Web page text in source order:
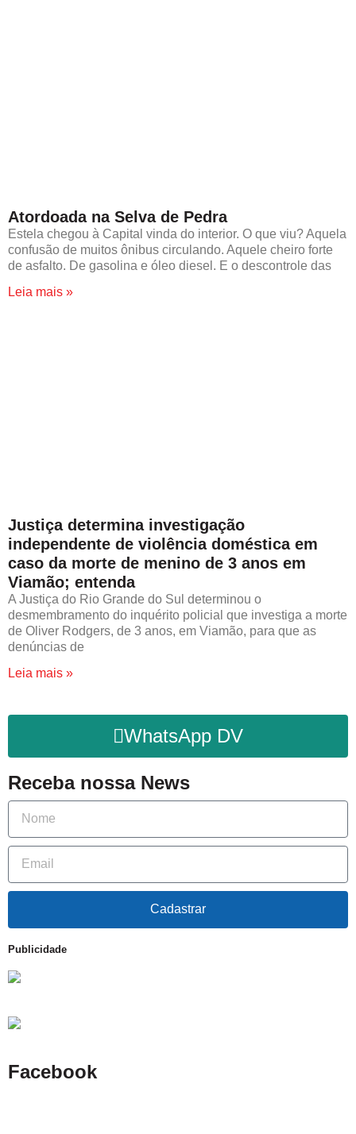
Atordoada na Selva de Pedra
Estela chegou à Capital vinda do interior. O que viu? Aquela
confusão de muitos ônibus circulando. Aquele cheiro forte
de asfalto. De gasolina e óleo diesel. E o descontrole das
Leia mais »
Justiça determina investigação
independente de violência doméstica em
caso da morte de menino de 3 anos em
Viamão; entenda
A Justiça do Rio Grande do Sul determinou o
desmembramento do inquérito policial que investiga a morte
de Oliver Rodgers, de 3 anos, em Viamão, para que as
denúncias de
Leia mais »
WhatsApp DV
Receba nossa News
Cadastrar
Publicidade
Facebook